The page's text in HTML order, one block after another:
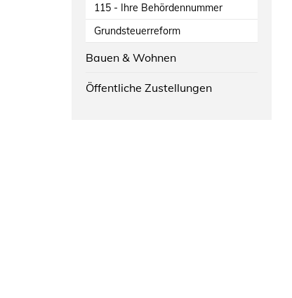
115 - Ihre Behördennummer
Grundsteuerreform
Bauen & Wohnen
Öffentliche Zustellungen